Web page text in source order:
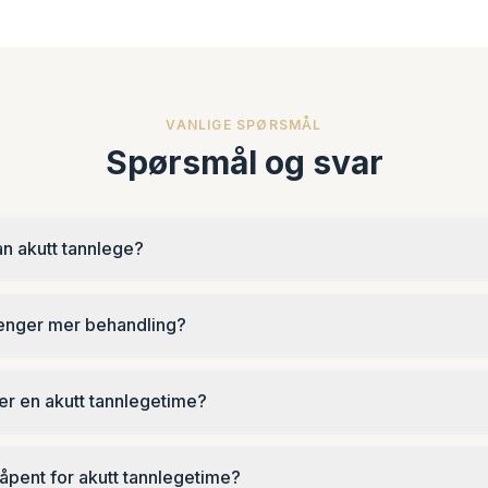
VANLIGE SPØRSMÅL
Spørsmål og svar
akutt tannlege?
mer behandling?
en akutt tannlegetime?
for akutt tannlegetime?